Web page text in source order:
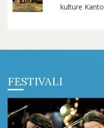
kulture
FESTIVALI